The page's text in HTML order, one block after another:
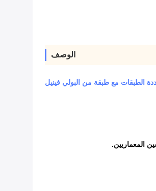
الوصف
الطبقات مع طبقة من البولي فينيل